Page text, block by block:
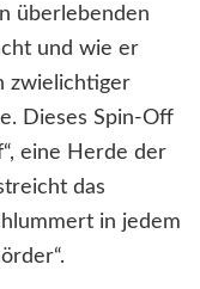
überlebenden
und wie er
zwielichtiger
Dieses Spin-Off
eine Herde der
das
in jedem